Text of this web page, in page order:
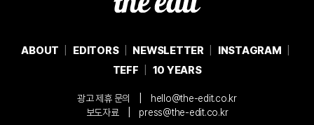
ABOUT EDITORS NEWSLETTER
INSTAGRAM
TEFF
10 YEARS
광고 제휴 문의
hello@the-edit.co.kr
보도자료
press@the-edit.co.kr